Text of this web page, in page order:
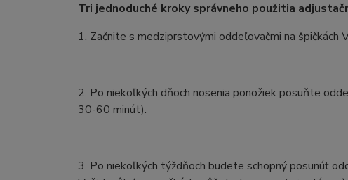
Tri jednoduché kroky správneho použitia
1. Začnite s medziprstovými oddeľovačmi na
2. Po niekoľkých dňoch nosenia ponožiek posuňte
30-60 minút).
3. Po niekoľkých týždňoch budete schopný posunúť